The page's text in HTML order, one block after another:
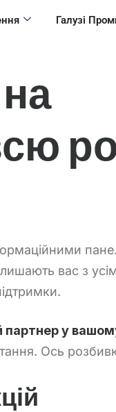
Галузі
вас з
у
Ось